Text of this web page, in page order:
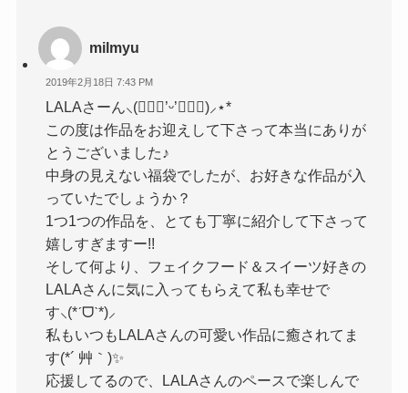
milmyu
2019年2月18日 7:43 PM
LALAさーん⸜(๑⃙⃘’ᵕ’๑⃙⃘)⸝⋆︎*
この度は作品をお迎えして下さって本当にありが
とうございました♪
中身の見えない福袋でしたが、お好きな作品が入
っていたでしょうか？
1つ1つの作品を、とても丁寧に紹介して下さって
嬉しすぎますー!!
そして何より、フェイクフード＆スイーツ好きの
LALAさんに気に入ってもらえて私も幸せで
す⸜(*ˊᗜˋ*)⸝
私もいつもLALAさんの可愛い作品に癒されてま
す(*´ 艸｀)✨
応援してるので、LALAさんのペースで楽しんで